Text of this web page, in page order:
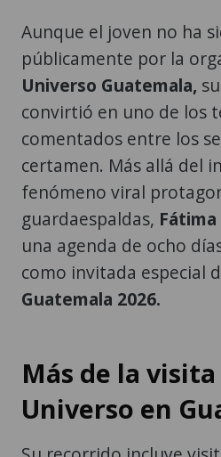
UniversoGuatemala,su
convirtió en uno de los
comentados entre los
certamen. Más allá del
fenómeno viral
guardaespaldas,
una agenda de ocho
como invitada especial
Guatemala 2026.
Universo en
Su recorrido incluye